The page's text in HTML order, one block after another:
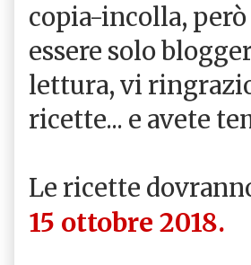
copia-incolla,
essere solo
lettura, vi
ricette... e avete
Le ricette
15 ottobre 2018.